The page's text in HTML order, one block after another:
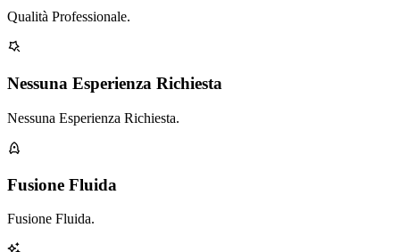
Qualità Professionale.
Nessuna Esperienza Richiesta
Nessuna Esperienza Richiesta.
Fusione Fluida
Fusione Fluida.